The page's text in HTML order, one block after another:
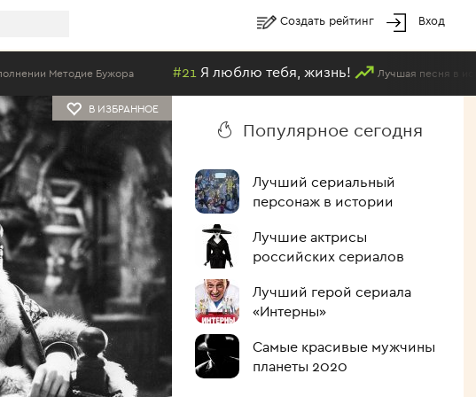
Создать рейтинг Вход
#21 Я люблю тебя, жизнь! Лучшая песня в исполнении Методие Бужора
В ИЗБРАННОЕ
Популярное сегодня
Лучший сериальный
персонаж в истории
Лучшие актрисы
российских сериалов
Лучший герой сериала
«Интерны»
Самые красивые мужчины
планеты 2020